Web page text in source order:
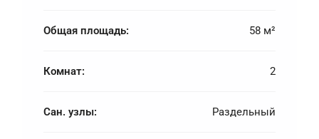
Общая площадь: 58 м²
Комнат: 2
Сан. узлы: Раздельный